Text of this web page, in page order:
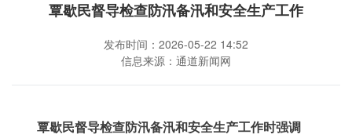
覃歇民督导检查防汛备汛和安全生产工作
发布时间：2026-05-22 14:52
信息来源：通道新闻网
覃歇民督导检查防汛备汛和安全生产工作时强调